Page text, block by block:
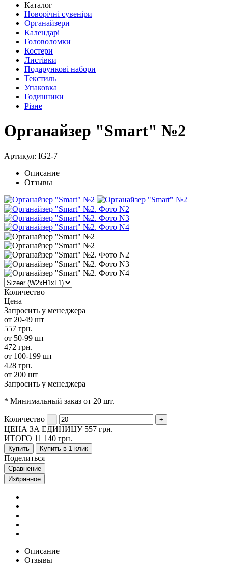
Каталог
Новорічні сувеніри
Органайзери
Календарі
Головоломки
Костери
Листівки
Подарункові набори
Текстиль
Упаковка
Годинники
Різне
Органайзер "Smart" №2
Артикул: IG2-7
Описание
Отзывы
Количество
Цена
Запросить у менеджера
от 20-49 шт
557 грн.
от 50-99 шт
472 грн.
от 100-199 шт
428 грн.
от 200 шт
Запросить у менеджера
* Минимальный заказ от 20 шт.
Количество
ЦЕНА ЗА ЕДИНИЦУ 557 грн.
ИТОГО 11 140 грн.
Купить Купить в 1 клик
Поделиться
Сравнение
Избранное
Описание
Отзывы